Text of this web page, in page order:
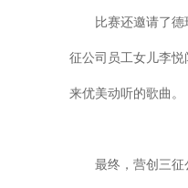
比赛还邀请了德
征公司员工女儿李
来优美动听的歌曲。
最终，营创三征